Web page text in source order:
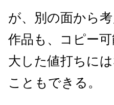
が、別の面から
作品も、コピー
大した値打ちに
こともできる。